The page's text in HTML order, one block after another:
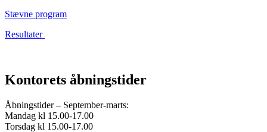
Stævne program
Resultater
Kontorets åbningstider
Åbningstider – September-marts:
Mandag kl 15.00-17.00
Torsdag kl 15.00-17.00